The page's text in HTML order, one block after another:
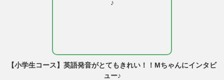
【小学生コース】英語発音がとてもきれい！！Mちゃんにインタビ
ュー♪